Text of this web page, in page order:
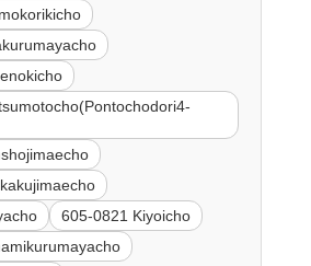
605-0821 Kiyoicho